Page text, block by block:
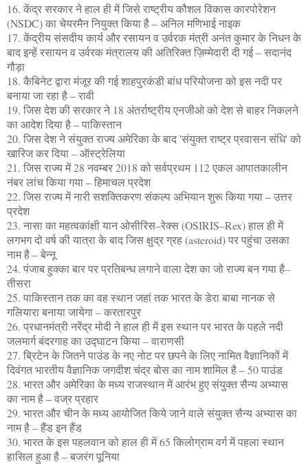
16. केंद्र सरकार ने हाल ही में जिसे राष्ट्रीय कौशल विकास कारपोरेशन
(NSDC) का चेयरमैन नियुक्त किया है – अनिल मणिभाई नाइक
17. केंद्रीय संसदीय कार्य और रसायन व उर्वरक मंत्री अनंत कुमार के निधन के
बाद इन्हें रसायन व उर्वरक मंत्रालय की अतिरिक्त ज़िम्मेदारी दी गई – सदानंद
गौड़ा
18. कैबिनेट द्वारा मंजूर की गई शाहपुरकंडी बांध परियोजना को इस नदी पर
बनाया जा रहा है – रावी
19. जिस देश की सरकार ने 18 अंतर्राष्ट्रीय एनजीओ को देश से बाहर निकलने
का आदेश दिया है – पाकिस्तान
20. जिस देश ने संयुक्त राज्य अमेरिका के बाद 'संयुक्त राष्ट्र प्रवासन संधि' को
खारिज कर दिया – ऑस्ट्रेलिया
21. जिस राज्य में 28 नवम्बर 2018 को सर्वप्रथम 112 एकल आपातकालीन
नंबर लांच किया गया – हिमाचल प्रदेश
22. जिस राज्य में नारी सशक्तिकरण संकल्प अभियान शुरू किया गया – उत्तर
प्रदेश
23. नासा का महत्वकांक्षी यान ओसीरिस–रेक्स (OSIRIS–Rex) हाल ही में
लगभग दो वर्ष की यात्रा के बाद जिस क्षुद्र ग्रह (asteroid) पर पहुंचा उसका
नाम है – बेन्नू
24. पंजाब हुक्का बार पर प्रतिबन्ध लगाने वाला देश का जो राज्य बन गया है–
तीसरा
25. पाकिस्तान तक का वह स्थान जहां तक भारत के डेरा बाबा नानक से
गलियारा बनाया जायेगा – करतारपुर
26. प्रधानमंत्री नरेंद्र मोदी ने हाल ही में इस स्थान पर भारत के पहले नदी
जलमार्ग बंदरगाह का उद्घाटन किया – वाराणसी
27. ब्रिटेन के जितने पाउंड के नए नोट पर छपने के लिए नामित वैज्ञानिकों में
दिवंगत भारतीय वैज्ञानिक जगदीश चंद्र बोस का नाम शामिल है – 50 पाउंड
28. भारत और अमेरिका के मध्य राजस्थान में आरंभ हुए संयुक्त सैन्य अभ्यास
का नाम है – वज्र प्रहार
29. भारत और चीन के मध्य आयोजित किये जाने वाले संयुक्त सैन्य अभ्यास का
नाम है – हैंड इन हैंड
30. भारत के इस पहलवान को हाल ही में 65 किलोग्राम वर्ग में पहला स्थान
हासिल हुआ है – बजरंग पूनिया